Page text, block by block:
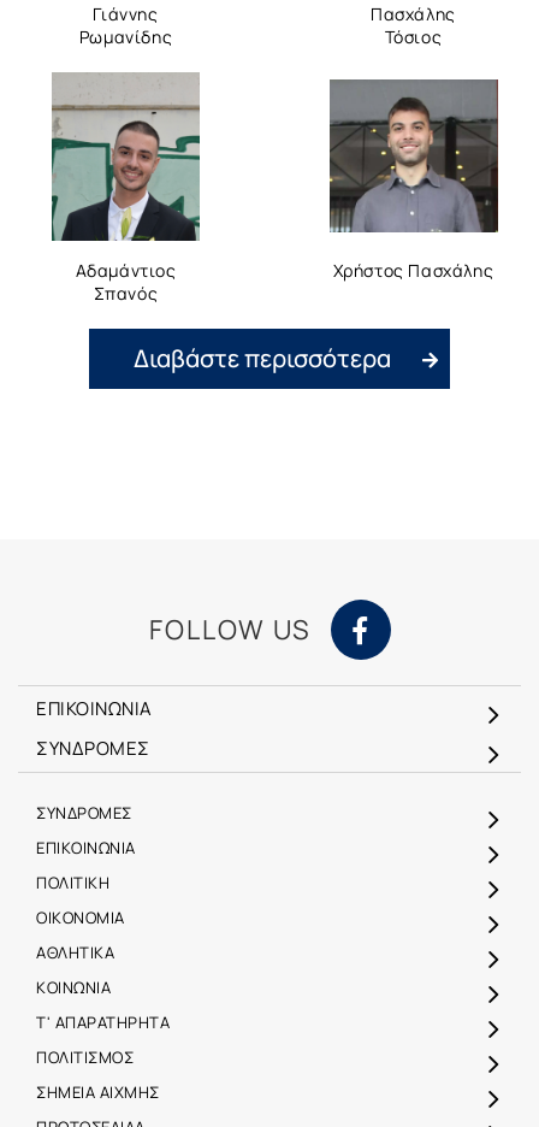
Γιάννης
Ρωμανίδης
Πασχάλης
Τόσιος
Αδαμάντιος
Σπανός
Χρήστος Πασχάλης
Διαβάστε περισσότερα
FOLLOW US
ΕΠΙΚΟΙΝΩΝΙΑ
ΣΥΝΔΡΟΜΕΣ
ΣΥΝΔΡΟΜΕΣ
ΕΠΙΚΟΙΝΩΝΙΑ
ΠΟΛΙΤΙΚΗ
ΟΙΚΟΝΟΜΙΑ
ΑΘΛΗΤΙΚΑ
ΚΟΙΝΩΝΙΑ
Τ' ΑΠΑΡΑΤΗΡΗΤΑ
ΠΟΛΙΤΙΣΜΟΣ
ΣΗΜΕΙΑ ΑΙΧΜΗΣ